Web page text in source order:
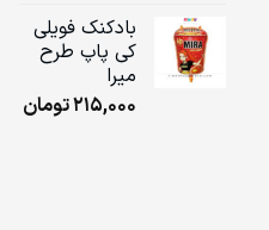
بادکنک فویلی
کی پاپ طرح
میرا
215,000تومان